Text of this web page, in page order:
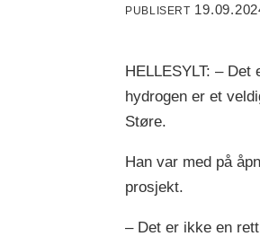
PUBLISERT
HELLESYLT: –
hydrogen er et
Støre.
Han var med på
prosjekt.
– Det er ikke en